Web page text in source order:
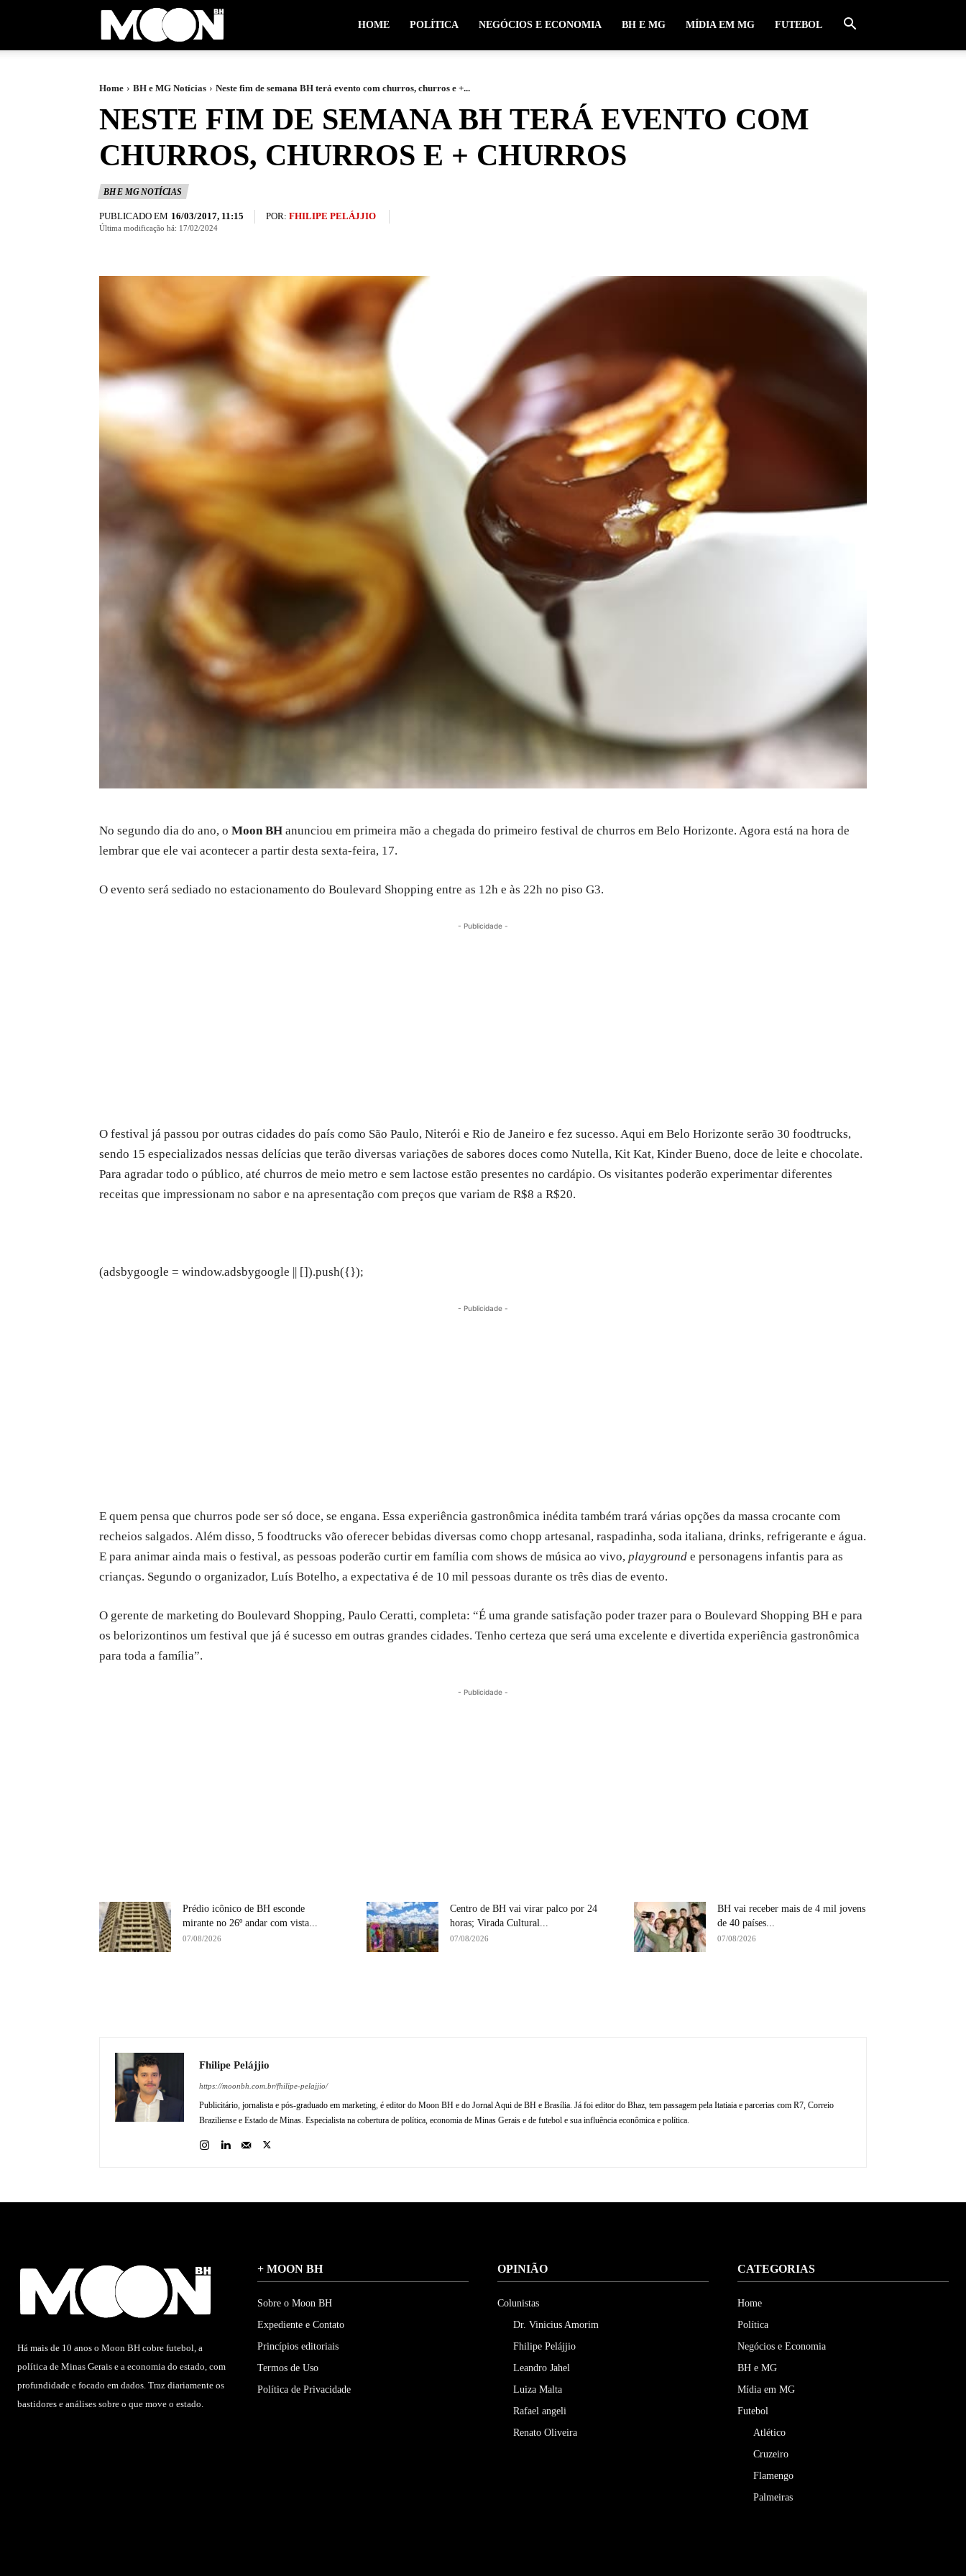
HOME POLÍTICA NEGÓCIOS E ECONOMIA BH E MG MÍDIA EM MG FUTEBOL
Home BH e MG Notícias Neste fim de semana BH terá evento com churros, churros e +...
NESTE FIM DE SEMANA BH TERÁ EVENTO COM
CHURROS, CHURROS E + CHURROS
BH E MG NOTÍCIAS
PUBLICADO EM 16/03/2017, 11:15 POR: FHILIPE PELÁJJIO
Última modificação há: 17/02/2024
No segundo dia do ano, o Moon BH anunciou em primeira mão a chegada do primeiro festival de churros em Belo Horizonte. Agora está na hora de
lembrar que ele vai acontecer a partir desta sexta-feira, 17.
O evento será sediado no estacionamento do Boulevard Shopping entre as 12h e às 22h no piso G3.
- Publicidade -
O festival já passou por outras cidades do país como São Paulo, Niterói e Rio de Janeiro e fez sucesso. Aqui em Belo Horizonte serão 30 foodtrucks,
sendo 15 especializados nessas delícias que terão diversas variações de sabores doces como Nutella, Kit Kat, Kinder Bueno, doce de leite e chocolate.
Para agradar todo o público, até churros de meio metro e sem lactose estão presentes no cardápio. Os visitantes poderão experimentar diferentes
receitas que impressionam no sabor e na apresentação com preços que variam de R$8 a R$20.
(adsbygoogle = window.adsbygoogle || []).push({});
- Publicidade -
E quem pensa que churros pode ser só doce, se engana. Essa experiência gastronômica inédita também trará várias opções da massa crocante com
recheios salgados. Além disso, 5 foodtrucks vão oferecer bebidas diversas como chopp artesanal, raspadinha, soda italiana, drinks, refrigerante e água.
E para animar ainda mais o festival, as pessoas poderão curtir em família com shows de música ao vivo, playground e personagens infantis para as
crianças. Segundo o organizador, Luís Botelho, a expectativa é de 10 mil pessoas durante os três dias de evento.
O gerente de marketing do Boulevard Shopping, Paulo Ceratti, completa: “É uma grande satisfação poder trazer para o Boulevard Shopping BH e para
os belorizontinos um festival que já é sucesso em outras grandes cidades. Tenho certeza que será uma excelente e divertida experiência gastronômica
para toda a família”.
- Publicidade -
Prédio icônico de BH esconde
mirante no 26º andar com vista...
07/08/2026
Centro de BH vai virar palco por 24
horas; Virada Cultural...
07/08/2026
BH vai receber mais de 4 mil jovens
de 40 países...
07/08/2026
Fhilipe Pelájjio
https://moonbh.com.br/fhilipe-pelajjio/
Publicitário, jornalista e pós-graduado em marketing, é editor do Moon BH e do Jornal Aqui de BH e Brasília. Já foi editor do Bhaz, tem passagem pela Itatiaia e parcerias com R7, Correio
Braziliense e Estado de Minas. Especialista na cobertura de política, economia de Minas Gerais e de futebol e sua influência econômica e política.
Há mais de 10 anos o Moon BH cobre futebol, a
política de Minas Gerais e a economia do estado, com
profundidade e focado em dados. Traz diariamente os
bastidores e análises sobre o que move o estado.
+ MOON BH
Sobre o Moon BH
Expediente e Contato
Princípios editoriais
Termos de Uso
Política de Privacidade
OPINIÃO
Colunistas
Dr. Vinicius Amorim
Fhilipe Pelájjio
Leandro Jahel
Luiza Malta
Rafael angeli
Renato Oliveira
CATEGORIAS
Home
Política
Negócios e Economia
BH e MG
Mídia em MG
Futebol
Atlético
Cruzeiro
Flamengo
Palmeiras